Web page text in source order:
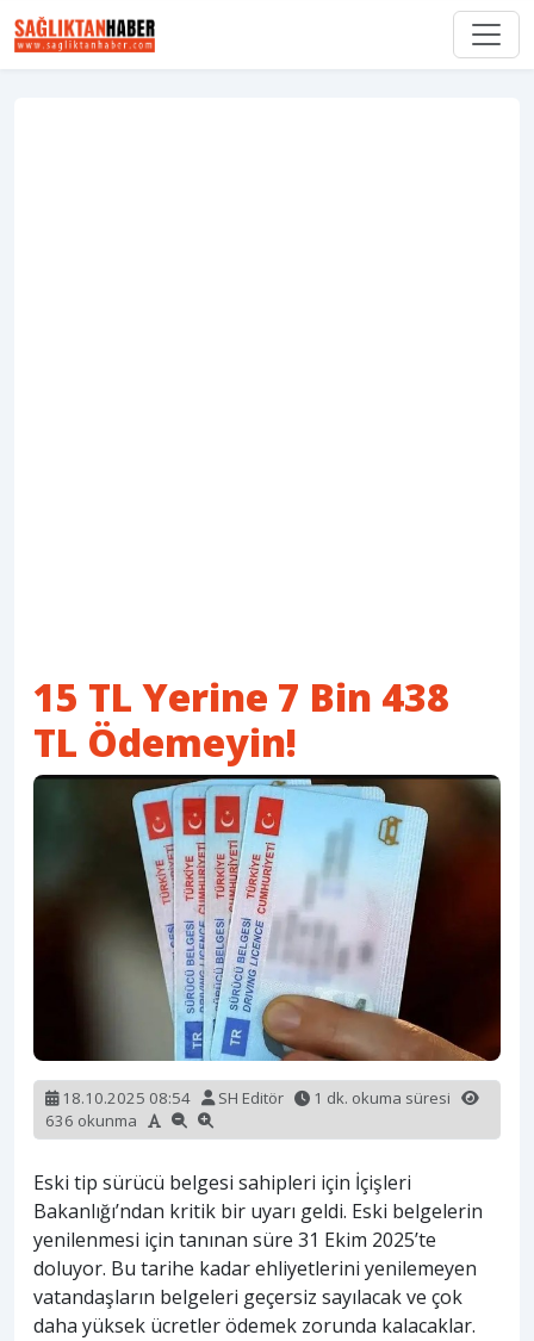
15 TL Yerine 7 Bin 438
TL Ödemeyin!
18.10.2025 08:54 SH Editör
1 dk. okuma süresi
636 okunma
Eski tip sürücü belgesi sahipleri için İçişleri
Bakanlığı’ndan kritik bir uyarı geldi. Eski belgelerin
yenilenmesi için tanınan süre 31 Ekim 2025’te
doluyor. Bu tarihe kadar ehliyetlerini yenilemeyen
vatandaşların belgeleri geçersiz sayılacak ve çok
daha yüksek ücretler ödemek zorunda kalacaklar.